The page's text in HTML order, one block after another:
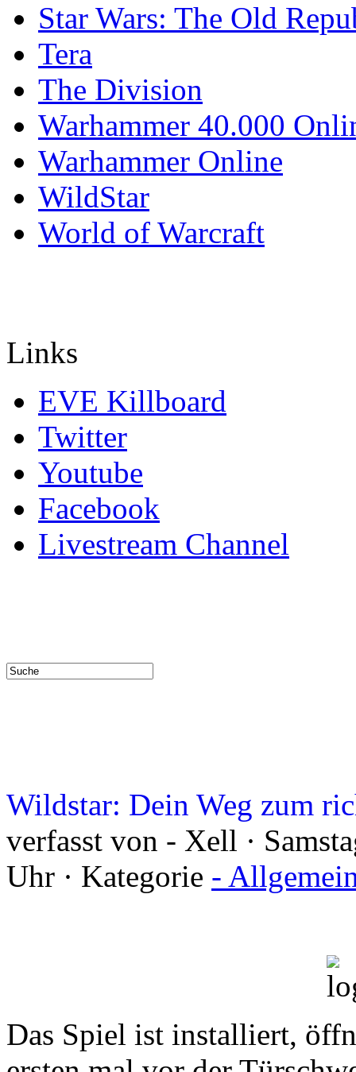
Star Wars: The Old
Tera
The Division
Warhammer 40.000
Warhammer Online
WildStar
World of Warcraft
Links
EVE Killboard
Twitter
Youtube
Facebook
Livestream Channel
Wildstar: Dein Weg zum
verfasst von - Xell ·
Uhr · Kategorie -
Das Spiel ist installiert,